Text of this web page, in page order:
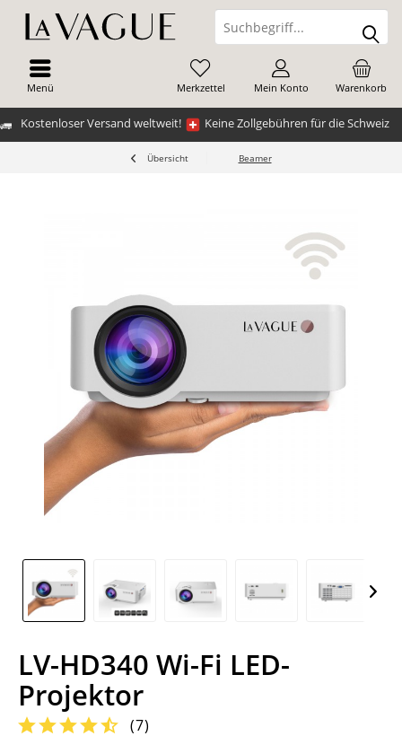
Kostenloser Versand weltweit! Keine Zollgebühren für die Schweiz
Menü Warenkorb
Merkzettel Mein Konto
Übersicht Beamer
LV-HD340 Wi-Fi LED-
Projektor
(7)